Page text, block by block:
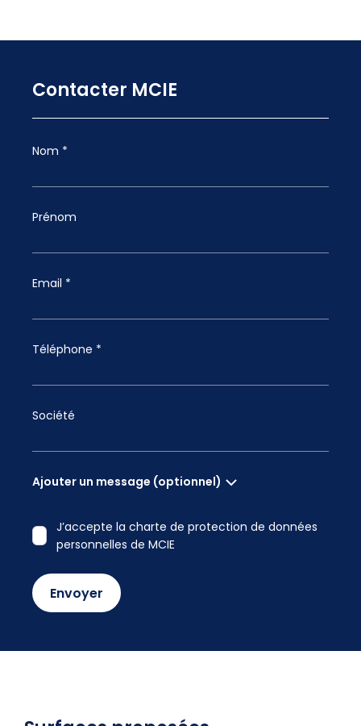
Contacter MCIE
Nom *
Prénom
Email *
Téléphone *
Société
Ajouter un message (optionnel)
J’accepte la charte de protection de données
personnelles de MCIE